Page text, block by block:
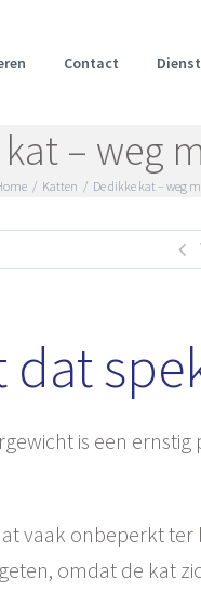
Contact
– weg
/ Katten / De dikke kat – weg
dat
is een
vaak onbeperkt ter
omdat de kat